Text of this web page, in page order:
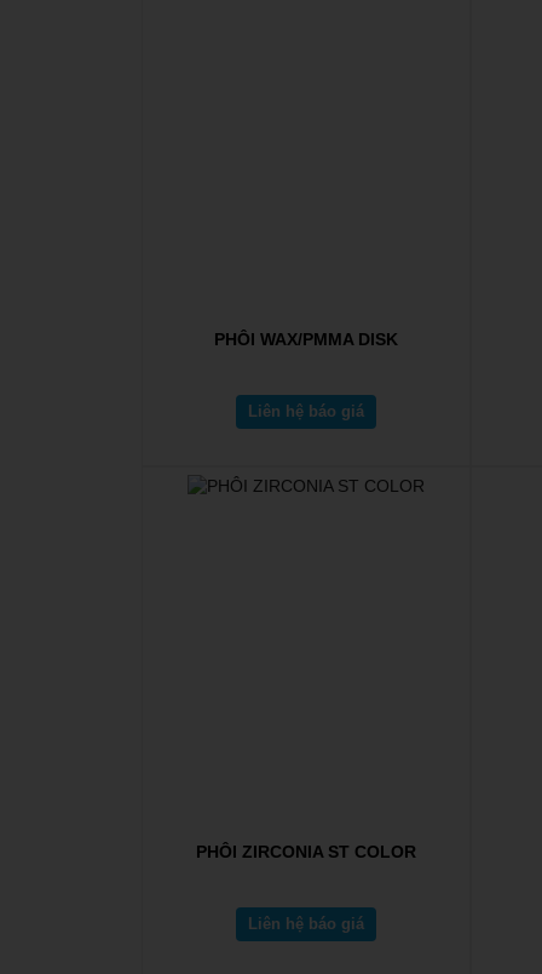
PHÔI WAX/PMMA DISK
Liên hệ báo giá
PHÔI ZIRCONIA ST COLOR
Liên hệ báo giá